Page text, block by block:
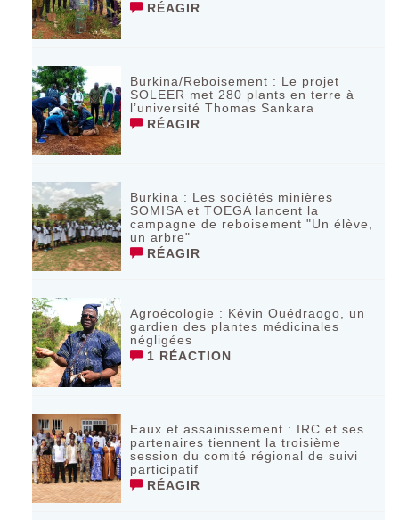
RÉAGIR
Burkina/Reboisement : Le projet
SOLEER met 280 plants en terre à
l’université Thomas Sankara
RÉAGIR
Burkina : Les sociétés minières
SOMISA et TOEGA lancent la
campagne de reboisement "Un élève,
un arbre"
RÉAGIR
Agroécologie : Kévin Ouédraogo, un
gardien des plantes médicinales
négligées
1 RÉACTION
Eaux et assainissement : IRC et ses
partenaires tiennent la troisième
session du comité régional de suivi
participatif
RÉAGIR